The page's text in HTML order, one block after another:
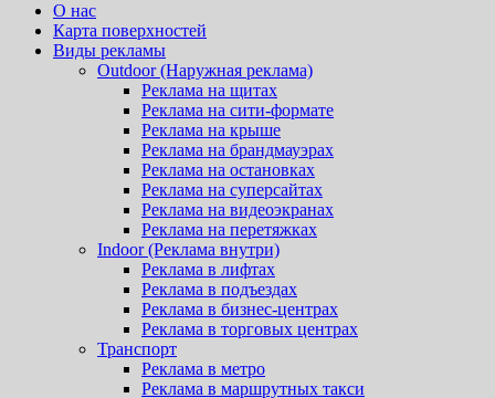
О нас
Карта поверхностей
Виды рекламы
Outdoor (Наружная реклама)
Реклама на щитах
Реклама на сити-формате
Реклама на крыше
Реклама на брандмауэрах
Реклама на остановках
Реклама на суперсайтах
Реклама на видеоэкранах
Реклама на перетяжках
Indoor (Реклама внутри)
Реклама в лифтах
Реклама в подъездах
Реклама в бизнес-центрах
Реклама в торговых центрах
Транспорт
Реклама в метро
Реклама в маршрутных такси